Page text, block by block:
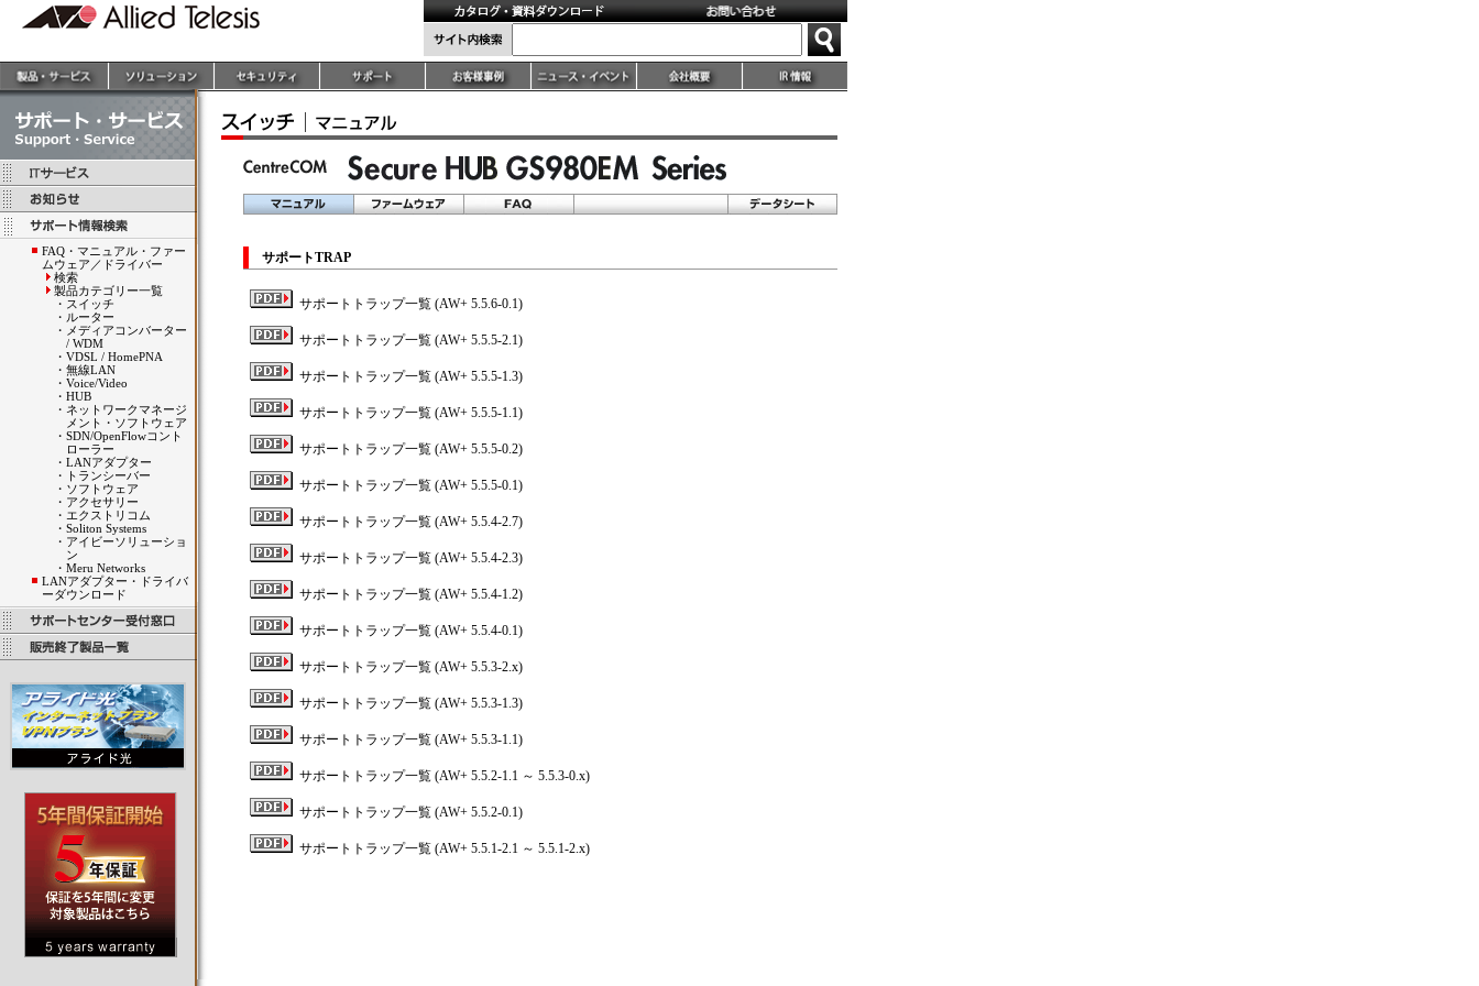
FAQ・マニュアル・ファー
ムウェア／ドライバー
検索
製品カテゴリー一覧
・ スイッチ
・ ルーター
・ メディアコンバーター
/ WDM
・ VDSL / HomePNA
・ 無線LAN
・ Voice/Video
・ HUB
・ ネットワークマネージ
メント・ソフトウェア
・ SDN/OpenFlowコント
ローラー
・ LANアダプター
・
トランシーバー
・ ソフトウェア
・ アクセサリー
・ エクストリコム
・ Soliton Systems
・ アイビーソリューショ
ン
・ Meru Networks
LANアダプター・ドライバ
ーダウンロード
サポートTRAP
サポートトラップ一覧 (AW+ 5.5.6-0.1)
サポートトラップ一覧 (AW+ 5.5.5-2.1)
サポートトラップ一覧 (AW+ 5.5.5-1.3)
サポートトラップ一覧 (AW+ 5.5.5-1.1)
サポートトラップ一覧 (AW+ 5.5.5-0.2)
サポートトラップ一覧 (AW+ 5.5.5-0.1)
サポートトラップ一覧 (AW+ 5.5.4-2.7)
サポートトラップ一覧 (AW+ 5.5.4-2.3)
サポートトラップ一覧 (AW+ 5.5.4-1.2)
サポートトラップ一覧 (AW+ 5.5.4-0.1)
サポートトラップ一覧 (AW+ 5.5.3-2.x)
サポートトラップ一覧 (AW+ 5.5.3-1.3)
サポートトラップ一覧 (AW+ 5.5.3-1.1)
サポートトラップ一覧 (AW+ 5.5.2-1.1 ～ 5.5.3-0.x)
サポートトラップ一覧 (AW+ 5.5.2-0.1)
サポートトラップ一覧 (AW+ 5.5.1-2.1 ～ 5.5.1-2.x)